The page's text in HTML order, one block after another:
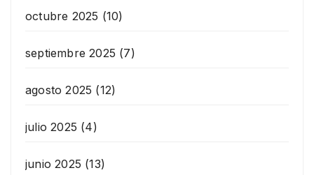
octubre 2025 (10)
septiembre 2025 (7)
agosto 2025 (12)
julio 2025 (4)
junio 2025 (13)